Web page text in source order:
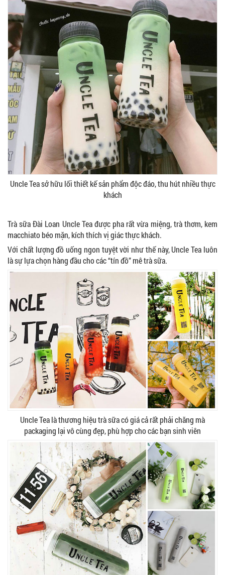
Uncle Tea sở hữu lối thiết kế sản phẩm độc đáo, thu hút nhiều thực
khách
Trà sữa Đài Loan Uncle Tea được pha rất vừa miệng, trà thơm, kem
macchiato béo mặn, kích thích vị giác thực khách.
Với chất lượng đồ uống ngon tuyệt vời như thế này, Uncle Tea luôn
là sự lựa chọn hàng đầu cho các “tín đồ” mê trà sữa.
Uncle Tea là thương hiệu trà sữa có giá cả rất phải chăng mà
packaging lại vô cùng đẹp, phù hợp cho các bạn sinh viên